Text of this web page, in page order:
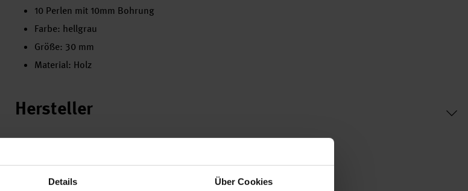
Details Über Cookies
10 Perlen mit 10mm Bohrung
Farbe: hellgrau
Größe: 30 mm
Material: Holz
Hersteller